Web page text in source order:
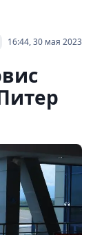
16:44, 30 мая 2023